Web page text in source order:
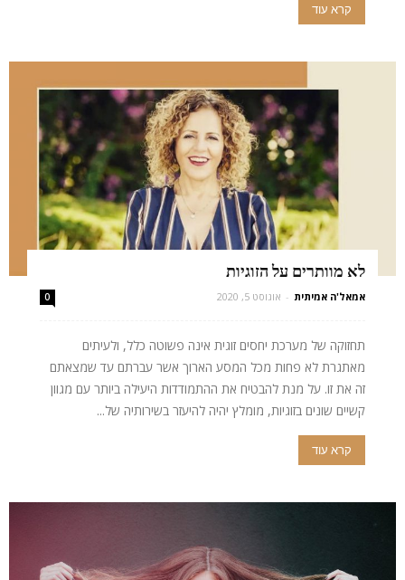
קרא עוד
לא מוותרים על הזוגיות
אמאל'ה אמיתית - אוגוסט 5, 2020 0
תחזוקה של מערכת יחסים זוגית אינה פשוטה כלל, ולעיתים
מאתגרת לא פחות מכל המסע הארוך אשר עברתם עד שמצאתם
זה את זו. על מנת להבטיח את ההתמודדות היעילה ביותר עם מגוון
קשיים שונים בזוגיות, מומלץ יהיה להיעזר בשירותיה של...
קרא עוד